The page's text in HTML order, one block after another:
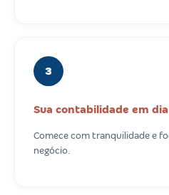
3
Sua contabilidade em dia
Comece com tranquilidade e
negócio.